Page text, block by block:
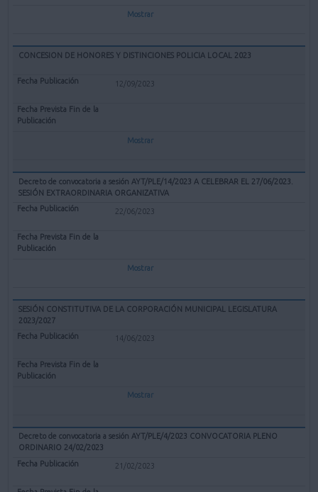
Mostrar
CONCESION DE HONORES Y DISTINCIONES POLICIA LOCAL 2023
12/09/2023
Mostrar
Decreto de convocatoria a sesión AYT/PLE/14/2023 A CELEBRAR EL 27/06/2023.
SESIÓN EXTRAORDINARIA ORGANIZATIVA
22/06/2023
Mostrar
SESIÓN CONSTITUTIVA DE LA CORPORACIÓN MUNICIPAL LEGISLATURA
2023/2027
14/06/2023
Mostrar
Decreto de convocatoria a sesión AYT/PLE/4/2023 CONVOCATORIA PLENO
ORDINARIO 24/02/2023
21/02/2023